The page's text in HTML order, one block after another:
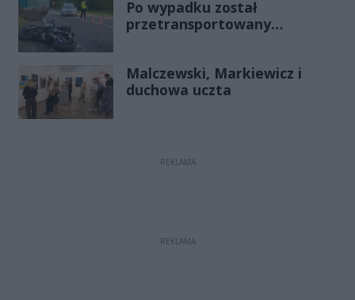
Po wypadku został
przetransportowany
Malczewski, Markiewicz i
duchowa uczta
REKLAMA
REKLAMA